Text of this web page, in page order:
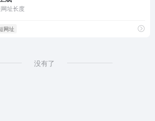
址长度
网址
没有了